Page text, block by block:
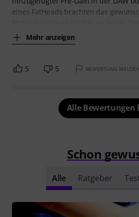
eines FatHeads brachten das
Mehr anzeigen
5 5 BEWERTUNG
Alle Bewertungen
Schon
Alle Ratgeber